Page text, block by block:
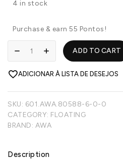
4 in stock
Purchase & earn 55 Pontos!
ADD TO CART
ADICIONAR À LISTA DE DESEJOS
SKU: 601.AWA.80588-6-0-0
CATEGORY: FLOATING
BRAND: AWA
Description